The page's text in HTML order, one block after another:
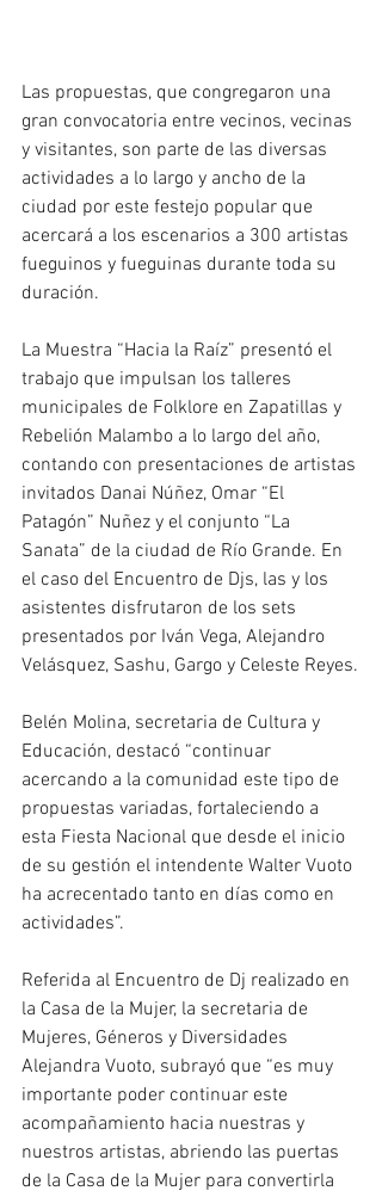
Las propuestas, que congregaron una
gran convocatoria entre vecinos, vecinas
y visitantes, son parte de las diversas
actividades a lo largo y ancho de la
ciudad por este festejo popular que
acercará a los escenarios a 300 artistas
fueguinos y fueguinas durante toda su
duración.
La Muestra “Hacia la Raíz” presentó el
trabajo que impulsan los talleres
municipales de Folklore en Zapatillas y
Rebelión Malambo a lo largo del año,
contando con presentaciones de artistas
invitados Danai Núñez, Omar “El
Patagón” Nuñez y el conjunto “La
Sanata” de la ciudad de Río Grande. En
el caso del Encuentro de Djs, las y los
asistentes disfrutaron de los sets
presentados por Iván Vega, Alejandro
Velásquez, Sashu, Gargo y Celeste Reyes.
Belén Molina, secretaria de Cultura y
Educación, destacó “continuar
acercando a la comunidad este tipo de
propuestas variadas, fortaleciendo a
esta Fiesta Nacional que desde el inicio
de su gestión el intendente Walter Vuoto
ha acrecentado tanto en días como en
actividades”.
Referida al Encuentro de Dj realizado en
la Casa de la Mujer, la secretaria de
Mujeres, Géneros y Diversidades
Alejandra Vuoto, subrayó que “es muy
importante poder continuar este
acompañamiento hacia nuestras y
nuestros artistas, abriendo las puertas
de la Casa de la Mujer para convertirla